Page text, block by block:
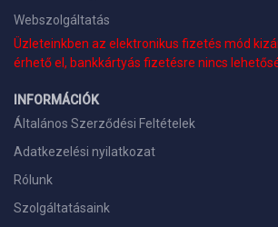
Webszolgáltatás
Üzleteinkben az elektronikus fizetés mód
érhető el, bankkártyás fizetésre nincs
INFORMÁCIÓK
Általános Szerződési Feltételek
Adatkezelési nyilatkozat
Rólunk
Szolgáltatásaink